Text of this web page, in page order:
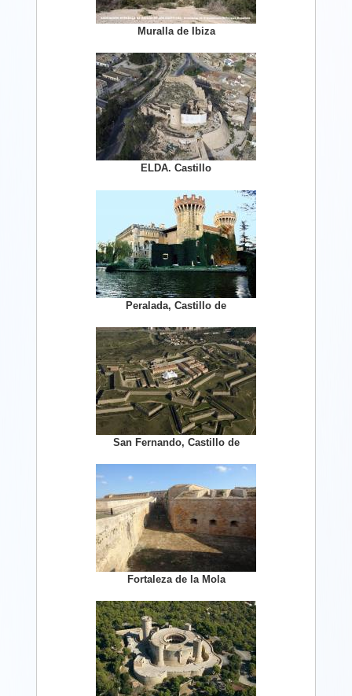
Muralla de Ibiza
ELDA. Castillo
Peralada, Castillo de
San Fernando, Castillo de
Fortaleza de la Mola